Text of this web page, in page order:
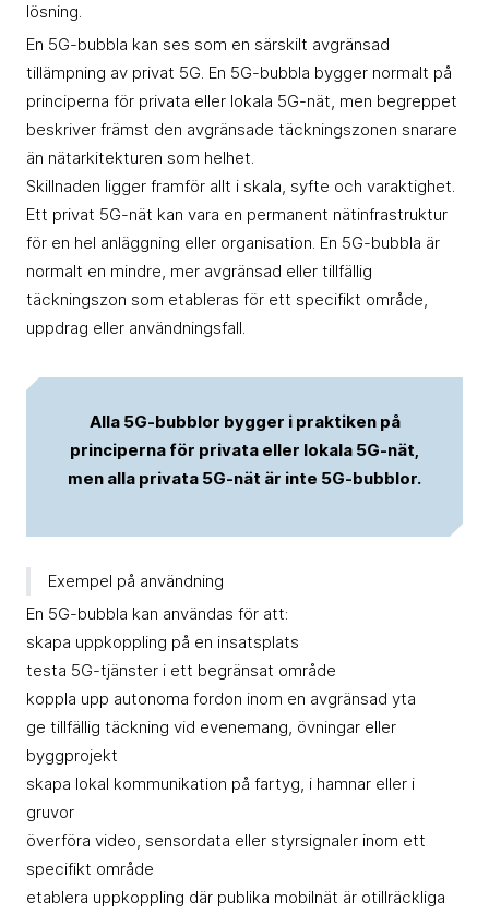
lösning.
En 5G-bubbla kan ses som en särskilt avgränsad
tillämpning av privat 5G. En 5G-bubbla bygger normalt på
principerna för privata eller lokala 5G-nät, men begreppet
beskriver främst den avgränsade täckningszonen snarare
än nätarkitekturen som helhet.
Skillnaden ligger framför allt i skala, syfte och varaktighet.
Ett privat 5G-nät kan vara en permanent nätinfrastruktur
för en hel anläggning eller organisation. En 5G-bubbla är
normalt en mindre, mer avgränsad eller tillfällig
täckningszon som etableras för ett specifikt område,
uppdrag eller användningsfall.
Alla 5G-bubblor bygger i praktiken på
principerna för privata eller lokala 5G-nät,
men alla privata 5G-nät är inte 5G-bubblor.
Exempel på användning
En 5G-bubbla kan användas för att:
skapa uppkoppling på en insatsplats
testa 5G-tjänster i ett begränsat område
koppla upp autonoma fordon inom en avgränsad yta
ge tillfällig täckning vid evenemang, övningar eller
byggprojekt
skapa lokal kommunikation på fartyg, i hamnar eller i
gruvor
överföra video, sensordata eller styrsignaler inom ett
specifikt område
etablera uppkoppling där publika mobilnät är otillräckliga